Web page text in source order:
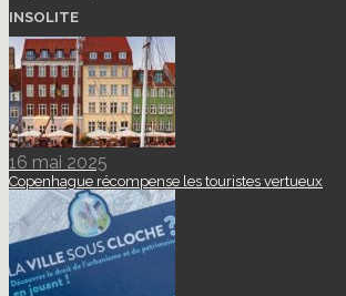
INSOLITE
16 mai 2025
Copenhague récompense les touristes vertueux